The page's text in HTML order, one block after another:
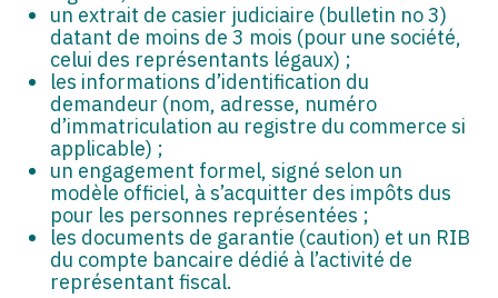
un extrait de casier judiciaire (bulletin no 3)
datant de moins de 3 mois (pour une société,
celui des représentants légaux) ;
les informations d’identification du
demandeur (nom, adresse, numéro
d’immatriculation au registre du commerce si
applicable) ;
un engagement formel, signé selon un
modèle officiel, à s’acquitter des impôts dus
pour les personnes représentées ;
les documents de garantie (caution) et un RIB
du compte bancaire dédié à l’activité de
représentant fiscal.